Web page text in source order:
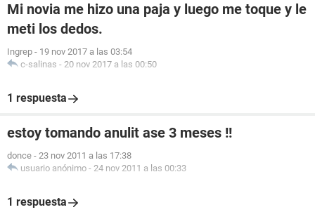
Mi novia me hizo una paja y luego me toque y le
meti los dedos.
Ingrep - 19 nov 2017 a las 03:54
c-salinas - 20 nov 2017 a las 00:50
1 respuesta
estoy tomando anulit ase 3 meses !!
donce - 23 nov 2011 a las 17:38
usuario anónimo - 24 nov 2011 a las 00:33
1 respuesta